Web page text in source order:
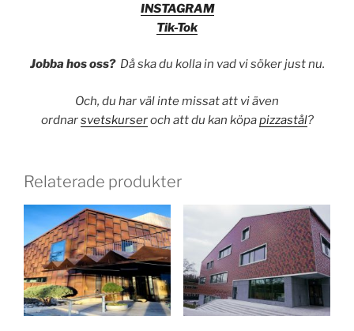
INSTAGRAM
Tik-Tok
Jobba hos oss? Då ska du kolla in vad vi söker just nu.
Och, du har väl inte missat att vi även
ordnarsvetskurseroch att du kan köpapizzastål?
Relaterade produkter